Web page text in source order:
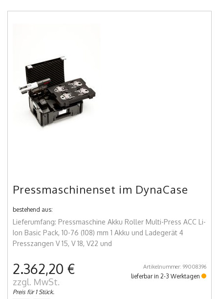
Pressmaschinenset im DynaCase
bestehend aus:
Lieferumfang: Pressmaschine Akku Roller Multi-Press ACC Li-
Ion Basic Pack, 10-76 (108) mm 1 Akku und Ladegerät 4
Presszangen V 15, V 18, V22 und
2.362,20 €
zzgl. MwSt.
Preis für 1 Stück.
Artikelnummer: 99008396
lieferbar in 2-3 Werktagen